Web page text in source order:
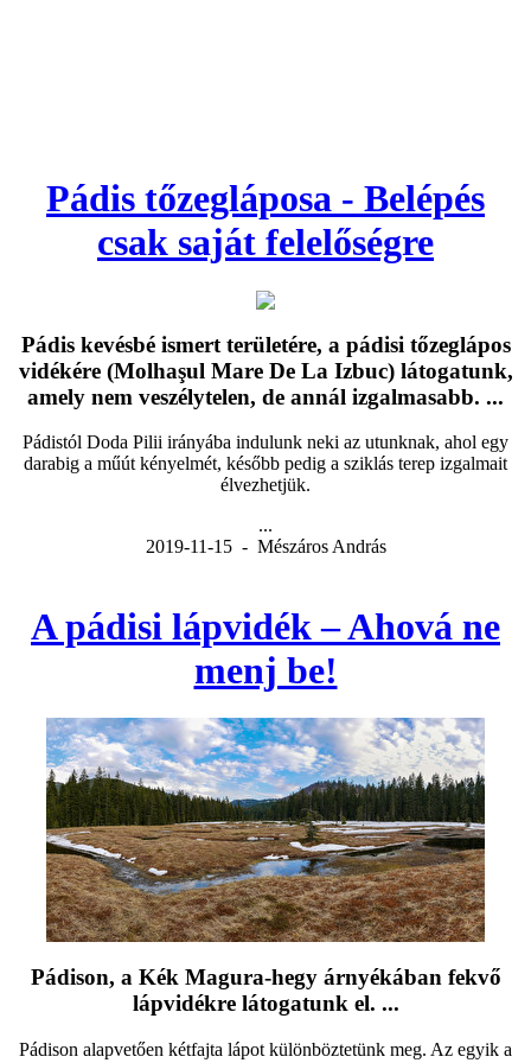
Pádis tőzegláposa - Belépés
csak saját felelőségre
Pádis kevésbé ismert területére, a pádisi tőzeglápos
vidékére (Molhaşul Mare De La Izbuc) látogatunk,
amely nem veszélytelen, de annál izgalmasabb. ...
Pádistól Doda Pilii irányába indulunk neki az utunknak, ahol egy
darabig a műút kényelmét, később pedig a sziklás terep izgalmait
élvezhetjük.
...
2019-11-15 - Mészáros András
A pádisi lápvidék – Ahová ne
menj be!
Pádison, a Kék Magura-hegy árnyékában fekvő
lápvidékre látogatunk el. ...
Pádison alapvetően kétfajta lápot különböztetünk meg. Az egyik a